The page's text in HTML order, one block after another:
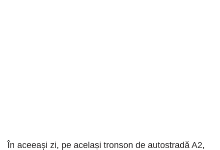
În aceeași zi, pe același tronson de autostradă A2,